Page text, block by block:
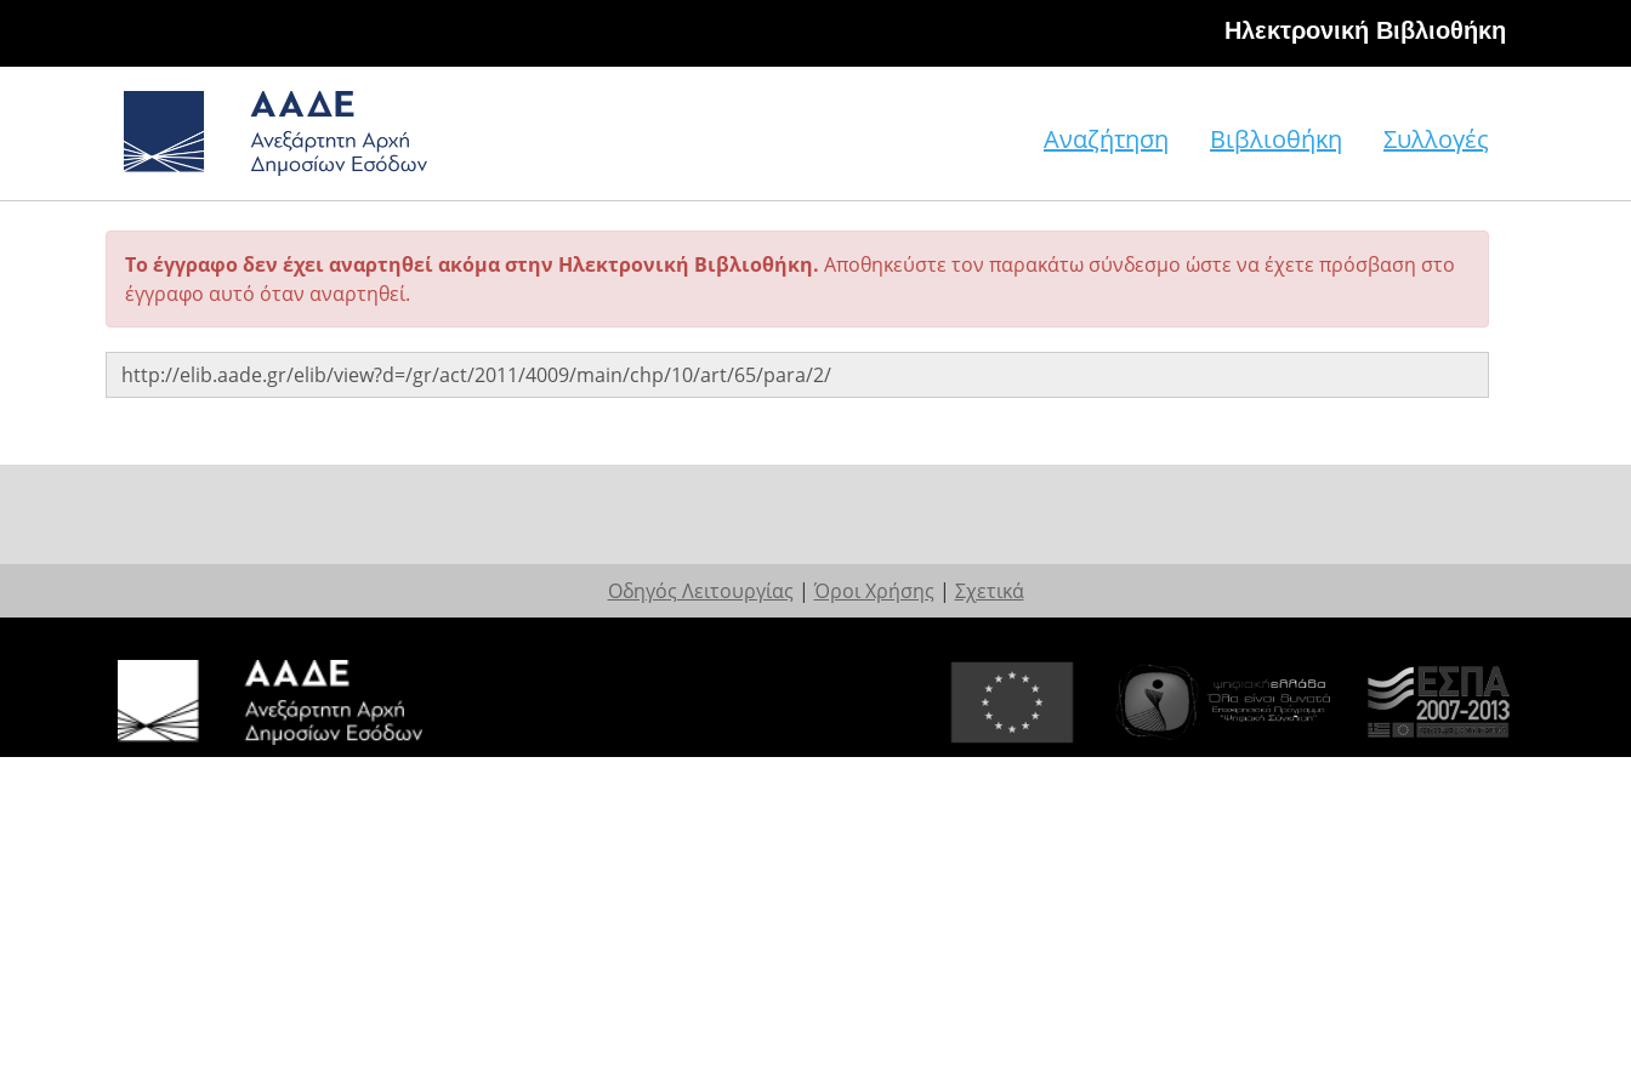
Hλεκτρονική Βιβλιοθήκη
Αναζήτηση Βιβλιοθήκη Συλλογές
Το έγγραφο δεν έχει αναρτηθεί ακόμα στην Ηλεκτρονική Βιβλιοθήκη. Αποθηκεύστε τον παρακάτω σύνδεσμο ώστε να έχετε πρόσβαση στο
έγγραφο αυτό όταν αναρτηθεί.
Οδηγός Λειτουργίας | Όροι Χρήσης | Σχετικά